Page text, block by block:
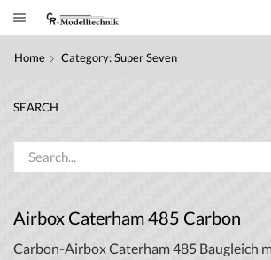
Home Category: Super Seven
Airbox Caterham 485 Carbon
Carbon-Airbox Caterham 485 Baugleich
SEARCH